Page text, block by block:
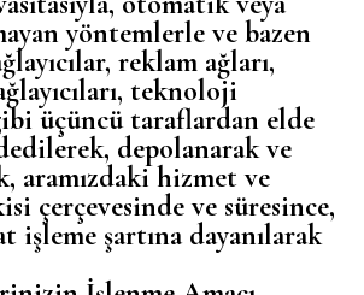
yöntemlerle ve bazen
reklam ağları,
teknoloji
üçüncü taraflardan elde
depolanarak ve
aramızdaki hizmet ve
çerçevesinde ve süresince,
işleme şartına dayanılarak